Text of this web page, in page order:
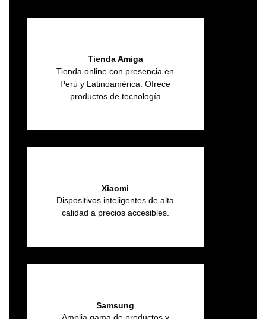
Tienda Amiga
Tienda online con presencia en
Perú y Latinoamérica. Ofrece
productos de tecnología
Xiaomi
Dispositivos inteligentes de alta
calidad a precios accesibles.
Samsung